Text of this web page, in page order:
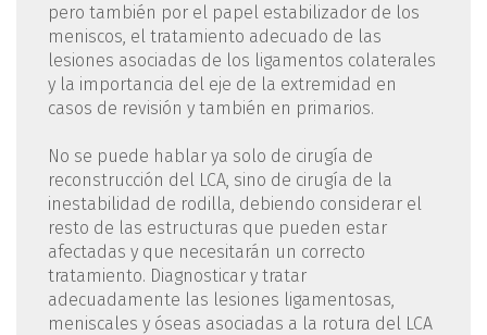
pero también por el papel estabilizador de los
meniscos, el tratamiento adecuado de las
lesiones asociadas de los ligamentos colaterales
y la importancia del eje de la extremidad en
casos de revisión y también en primarios.
No se puede hablar ya solo de cirugía de
reconstrucción del LCA, sino de cirugía de la
inestabilidad de rodilla, debiendo considerar el
resto de las estructuras que pueden estar
afectadas y que necesitarán un correcto
tratamiento. Diagnosticar y tratar
adecuadamente las lesiones ligamentosas,
meniscales y óseas asociadas a la rotura del LCA